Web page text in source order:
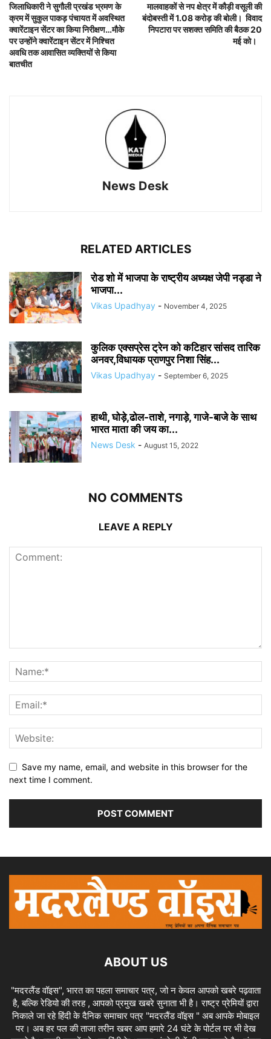
जिलाधिकारी ने सुगौली प्रखंड भ्रमण के
क्रम में सुकुल पाकड़ पंचायत में अवस्थित
क्वारेंटाइन सेंटर का किया निरीक्षण…मौके
पर उन्होंने क्वारेंटाइन सेंटर में निश्चित
अवधि तक आवासित व्यक्तियों से किया
बातचीत
मालवाहकों से नप क्षेत्र में कौड़ी वसूली की
बंदोबस्ती में 1.08 करोड़ की बोली। विवाद
निपटारा पर सशक्त समिति की बैठक 20
मई को।
News Desk
RELATED ARTICLES
रोड शो में भाजपा के राष्ट्रीय अध्यक्ष जेपी नड्डा ने
भाजपा...
Vikas Upadhyay - November 4, 2025
कुलिक एक्सप्रेस ट्रेन को कटिहार सांसद तारिक
अनवर,विधायक प्राणपुर निशा सिंह...
Vikas Upadhyay - September 6, 2025
हाथी, घोड़े,ढोल-ताशे, नगाड़े, गाजे-बाजे के साथ
भारत माता की जय का...
News Desk - August 15, 2022
NO COMMENTS
LEAVE A REPLY
Save my name, email, and website in this browser for the
next time I comment.
ABOUT US
"मदरलैंड वॉइस", भारत का पहला समाचार पत्र, जो न केवल आपको खबरे पढ़वाता
है, बल्कि रेडियो की तरह , आपको प्रमुख खबरे सुनाता भी है। राष्ट्र प्रेमियों द्वारा
निकाले जा रहे हिंदी के दैनिक समाचार पत्र "मदरलैंड वॉइस " अब आपके मोबाइल
पर। अब हर पल की ताजा तरीन खबर आप हमारे 24 घंटे के पोर्टल पर भी देख